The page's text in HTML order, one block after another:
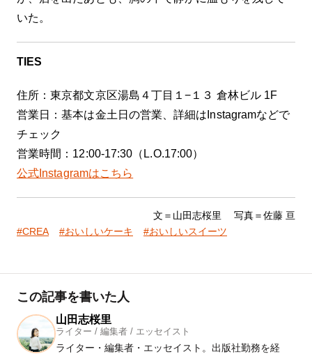
いた。
TIES
住所：東京都文京区湯島４丁目１−１３ 倉林ビル 1F
営業日：基本は金土日の営業、詳細はInstagramなどで
チェック
営業時間：12:00-17:30（L.O.17:00）
公式Instagramはこちら
文＝山田志桜里 写真＝佐藤 亘
CREA
おいしいケーキ おいしいスイーツ
この記事を書いた人
山田志桜里
ライター / 編集者 / エッセイスト
ライター・編集者・エッセイスト。出版社勤務を経